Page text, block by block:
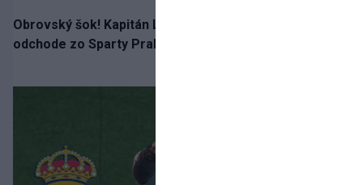
Obrovský šok! Kapitán Lukáš Haraslín je údajne na
odchode zo Sparty Praha